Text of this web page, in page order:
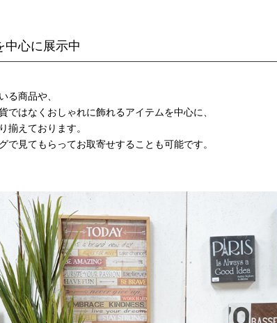
中心に展示中
る商品や、
ではなくおしゃれに飾れるアイテムを中心に、
揃えております。
で見てもらってお取寄せすることも可能です。